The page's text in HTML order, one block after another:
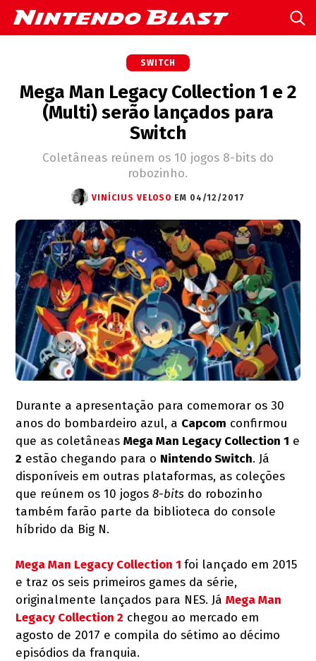
SWITCH
Mega Man Legacy Collection 1 e 2
(Multi) serão lançados para
Switch
Coletâneas reúnem os 10 jogos 8-bits do
robozinho.
VINÍCIUS VELOSO EM 04/12/2017
Durante a apresentação para comemorar os 30
anos do bombardeiro azul, a Capcom confirmou
que as coletâneasMega Man Legacy Collection 1 e
2 estão chegando para o Nintendo Switch. Já
disponíveis em outras plataformas, as coleções
que reúnem os 10 jogos8-bits do robozinho
também farão parte da biblioteca do console
híbrido da Big N.
Mega Man Legacy Collection 1 foi lançado em 2015
e traz os seis primeiros games da série,
originalmente lançados para NES. JáMega Man
Legacy Collection 2 chegou ao mercado em
agosto de 2017 e compila do sétimo ao décimo
episódios da franquia.